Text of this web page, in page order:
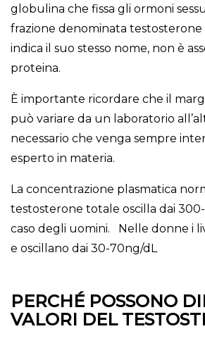
globulina che fissa gli ormoni
frazione denominata testosterone
indica il suo stesso nome, non è
proteina.
È importante ricordare che il
può variare da un laboratorio
necessario che venga sempre
esperto in materia.
La concentrazione plasmatica
testosterone totale oscilla dai
caso degli uomini. Nelle donne i
e oscillano dai 30-70ng/dL
PERCHÉ POSSONO
VALORI DEL